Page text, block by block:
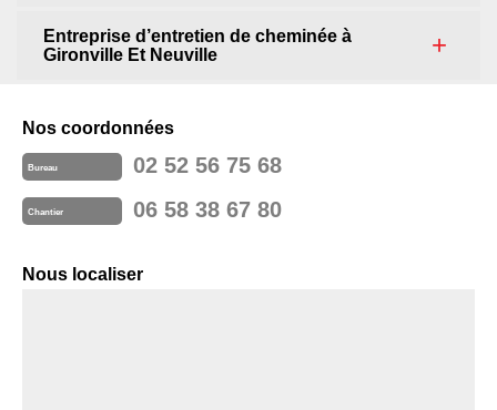
Entreprise d’entretien de cheminée à
Gironville Et Neuville
Nos coordonnées
Bureau 02 52 56 75 68
Chantier 06 58 38 67 80
Nous localiser